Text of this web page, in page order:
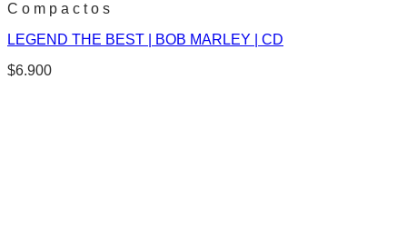
C o m p a c t o s
LEGEND THE BEST | BOB MARLEY | CD
$6.900